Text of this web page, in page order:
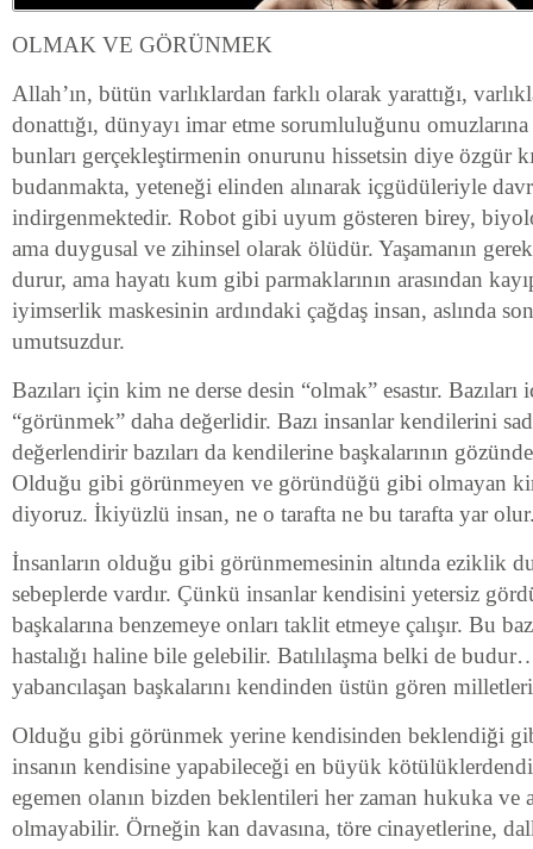
OLMAK VE GÖRÜNMEK
Allah’ın, bütün varlıklardan farklı olarak yarattığı,
donattığı, dünyayı imar etme sorumluluğunu
bunları gerçekleştirmenin onurunu hissetsin diye özgür
budanmakta, yeteneği elinden alınarak içgüdüleriyle
indirgenmektedir. Robot gibi uyum gösteren birey,
ama duygusal ve zihinsel olarak ölüdür. Yaşamanın
durur, ama hayatı kum gibi parmaklarının arasından
iyimserlik maskesinin ardındaki çağdaş insan, aslında
umutsuzdur.
Bazıları için kim ne derse desin “olmak” esastır.
“görünmek” daha değerlidir. Bazı insanlar kendilerini
değerlendirir bazıları da kendilerine başkalarının
Olduğu gibi görünmeyen ve göründüğü gibi olmayan
diyoruz. İkiyüzlü insan, ne o tarafta ne bu tarafta yar
İnsanların olduğu gibi görünmemesinin altında eziklik
sebeplerde vardır. Çünkü insanlar kendisini yetersiz
başkalarına benzemeye onları taklit etmeye çalışır. Bu
hastalığı haline bile gelebilir. Batılılaşma belki de
yabancılaşan başkalarını kendinden üstün gören
Olduğu gibi görünmek yerine kendisinden beklendiği
insanın kendisine yapabileceği en büyük
egemen olanın bizden beklentileri her zaman hukuka ve
olmayabilir. Örneğin kan davasına, töre cinayetlerine,